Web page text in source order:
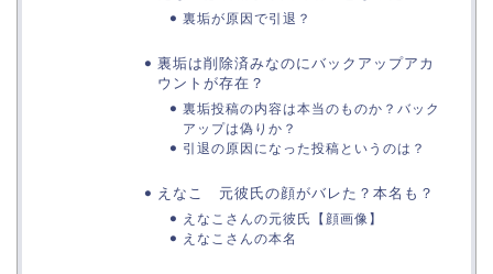
裏垢が原因で引退？
裏垢は削除済みなのにバックアップアカ
ウントが存在？
裏垢投稿の内容は本当のものか？バック
アップは偽りか？
引退の原因になった投稿というのは？
えなこ 元彼氏の顔がバレた？本名も？
えなこさんの元彼氏【顔画像】
えなこさんの本名